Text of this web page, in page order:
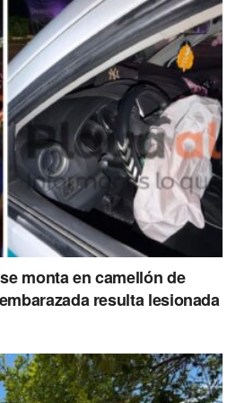
disparos con arma de
medida de extorsión al dueño
el fraccionamiento Galaxias del
Seguridad Pública se refirió al
hechos son una respuesta al
en el municipio.
monta en camellón de
resulta lesionada